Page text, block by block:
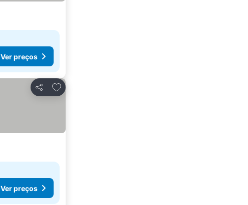
Ver preços
Partilhar
Adicionar aos favoritos
Ver preços